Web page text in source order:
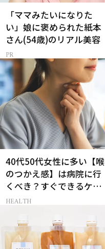
「ママみたいになりた
い」娘に褒められた紙本
さん(54歳)のリアル美容
40代50代女性に多い【喉
のつかえ感】は病院に行
くべき？すぐできるケア5
選も！
HEALTH